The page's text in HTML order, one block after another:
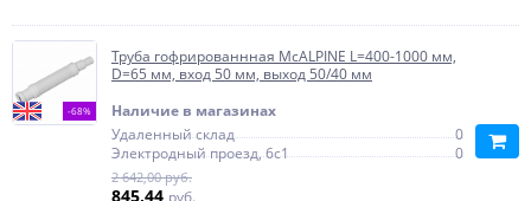
-68%
Труба гофрированнная McALPINE L=400-1000 мм,
D=65 мм, вход 50 мм, выход 50/40 мм
Наличие в магазинах
Удаленный склад
0
Электродный проезд, 6с1
0
2 642,00 руб.
845,44 руб.